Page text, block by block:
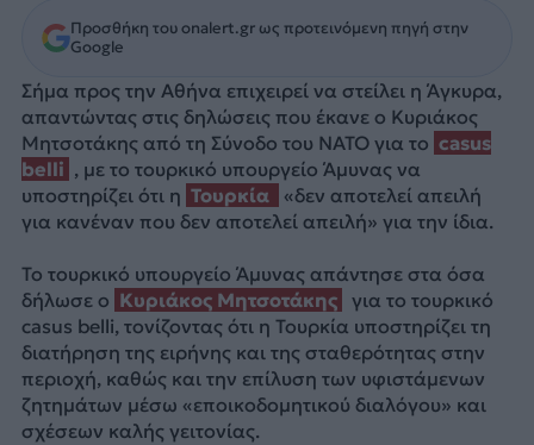
Προσθήκη του onalert.gr ως προτεινόμενη πηγή στην
Google
Σήμα προς την Αθήνα επιχειρεί να στείλει η Άγκυρα,
απαντώντας στις δηλώσεις που έκανε ο Κυριάκος
Μητσοτάκης από τη Σύνοδο του ΝΑΤΟ για το casus
belli , με το τουρκικό υπουργείο Άμυνας να
υποστηρίζει ότι η Τουρκία
«δεν αποτελεί απειλή
για κανέναν που δεν αποτελεί απειλή» για την ίδια.
Το τουρκικό υπουργείο Άμυνας απάντησε στα όσα
δήλωσε ο Κυριάκος Μητσοτάκης
για το τουρκικό
casus belli, τονίζοντας ότι η Τουρκία υποστηρίζει τη
διατήρηση της ειρήνης και της σταθερότητας στην
περιοχή, καθώς και την επίλυση των υφιστάμενων
ζητημάτων μέσω «εποικοδομητικού διαλόγου» και
σχέσεων καλής γειτονίας.